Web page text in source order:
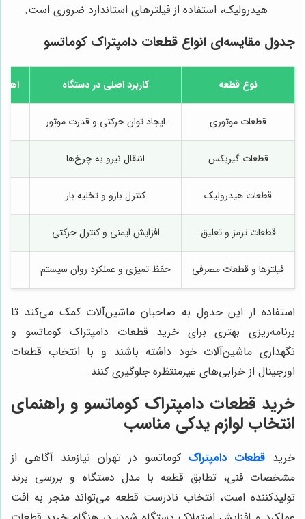
هیدرولیک، استفاده از فیلترهای استاندارد ضروری است.
جدول مقایسه‌ای انواع قطعات دامپتراک کوماتسو
نوع قطعه کاربرد اصلی در دستگاه
قطعات موتوری ایجاد توان حرکتی و قدرت موتور
قطعات گیربکس انتقال نیرو به چرخ‌ها
قطعات هیدرولیک کنترل بازو و تخلیه بار
قطعات ترمز و تعلیق افزایش ایمنی و کنترل حرکتی
فیلترها و قطعات مصرفی حفظ تمیزی و عملکرد روان سیستم
استفاده از این جدول به صاحبان ماشین‌آلات کمک می‌کند تا
برنامه‌ریزی بهتری برای خرید قطعات دامپتراک کوماتسو و
نگهداری ماشین‌آلات خود داشته باشند و با انتخاب قطعات
اورجینال از خرابی‌های غیرمنتظره جلوگیری کنند.
خرید قطعات دامپتراک کوماتسو و راهنمای
انتخاب لوازم یدکی مناسب
خرید قطعات دامپتراک کوماتسو در تهران نیازمند آگاهی از
مشخصات فنی، تطابق قطعه با مدل دستگاه و بررسی برند
تولیدکننده است، انتخاب نادرست قطعه می‌تواند منجر به افت